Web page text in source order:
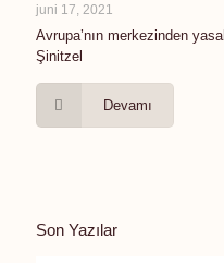
juni 17, 2021
Avrupa’nın merkezinden
Şinitzel
Devamı
Son Yazılar